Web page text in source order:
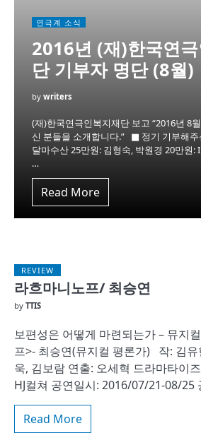
연극계 소식
2016년 (재)한국연
단 기부자 명단 (8월)
by writers
(재)한국연극인복지재단 보고 “2016년 8
신 분들을 소개합니다.” ■ 정기 기부해주
달마수산 25만원: 김형숙, 박원경 20만원:
…
Read More
REVIEW
라흐마니노프/ 최승연
by TTIS
보편성은 어떻게 마련되는가 – 뮤지
프>- 최승연(뮤지컬 평론가) 작: 김유
욱, 김보람 연출: 오세혁 드라마타이
HJ컬쳐 공연일시: 2016/07/21-08/25
Read More